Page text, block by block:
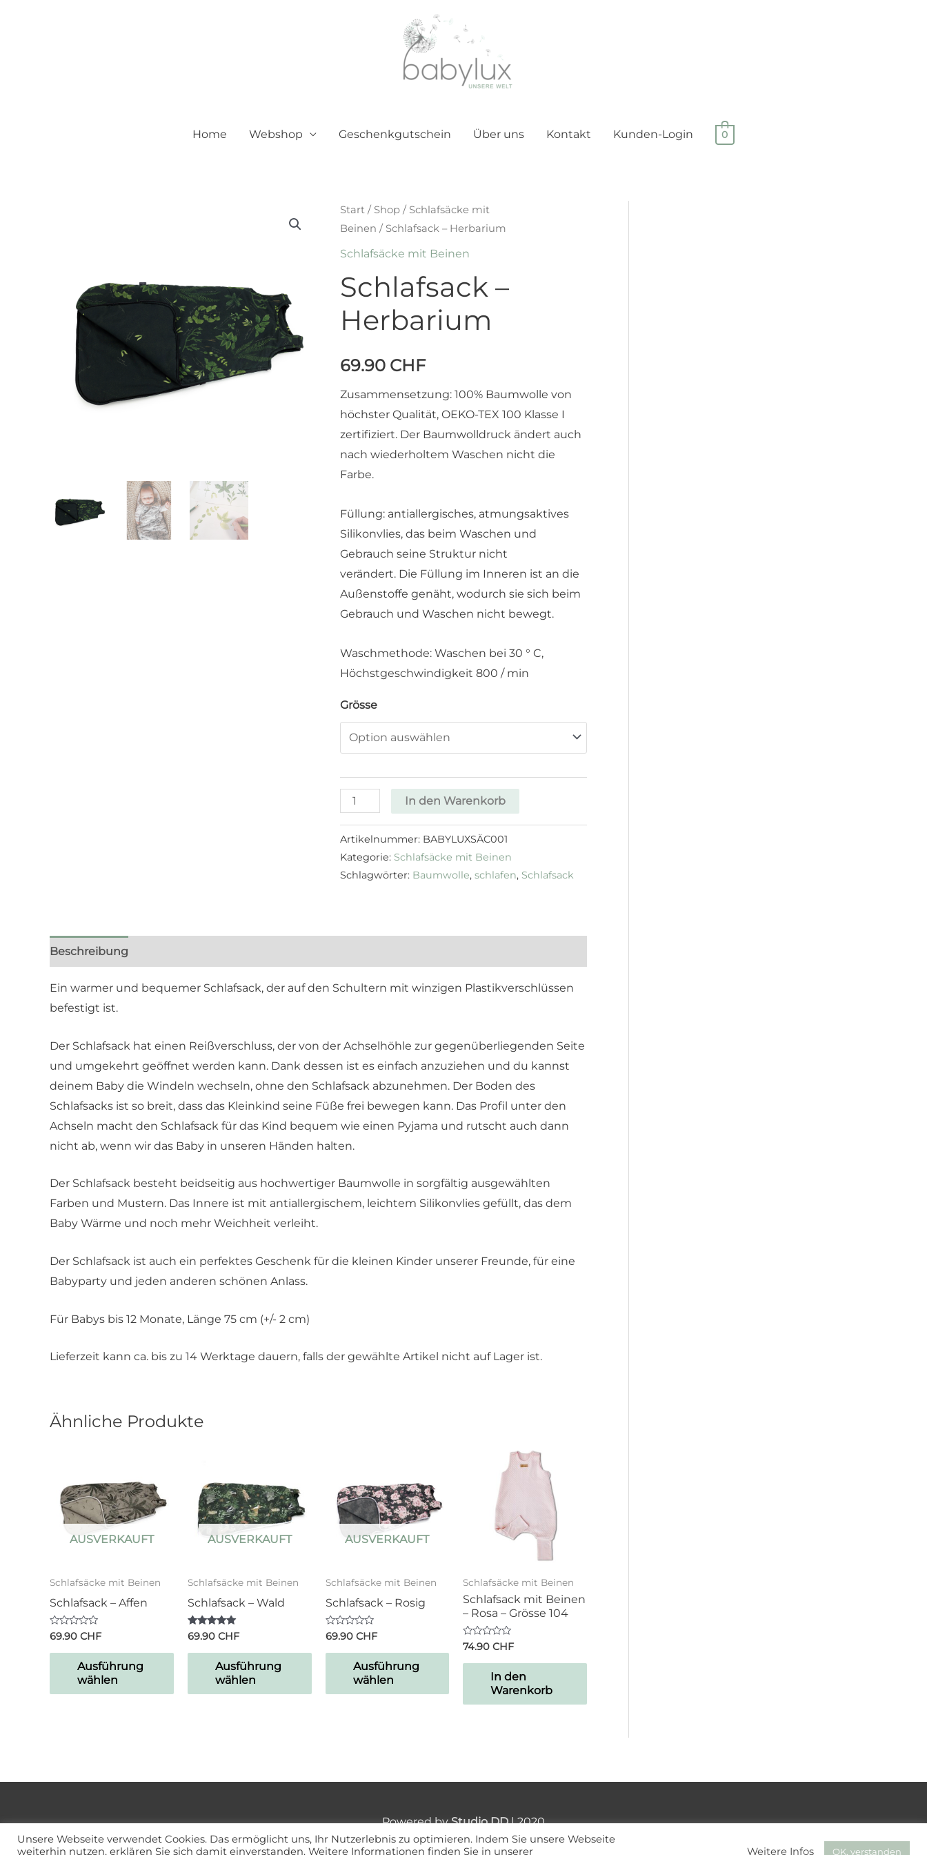
Home Webshop Geschenkgutschein Über uns Kontakt Kunden-Login 0
Start/ Shop/ Schlafsäcke mit
Beinen / Schlafsack – Herbarium
Schlafsäcke mit Beinen
Schlafsack –
Herbarium
69.90 CHF
Zusammensetzung: 100% Baumwolle von
höchster Qualität, OEKO-TEX 100 Klasse I
zertifiziert. Der Baumwolldruck ändert auch
nach wiederholtem Waschen nicht die
Farbe.
Füllung: antiallergisches, atmungsaktives
Silikonvlies, das beim Waschen und
Gebrauch seine Struktur nicht
verändert. Die Füllung im Inneren ist an die
Außenstoffe genäht, wodurch sie sich beim
Gebrauch und Waschen nicht bewegt.
Waschmethode: Waschen bei 30 ° C,
Höchstgeschwindigkeit 800 / min
Grösse
In den Warenkorb
Artikelnummer: BABYLUXSÄC001
Kategorie: Schlafsäcke mit Beinen
Schlagwörter: Baumwolle, schlafen, Schlafsack
Beschreibung
Ein warmer und bequemer Schlafsack, der auf den Schultern mit winzigen Plastikverschlüssen
befestigt ist.
Der Schlafsack hat einen Reißverschluss, der von der Achselhöhle zur gegenüberliegenden Seite
und umgekehrt geöffnet werden kann. Dank dessen ist es einfach anzuziehen und du kannst
deinem Baby die Windeln wechseln, ohne den Schlafsack abzunehmen. Der Boden des
Schlafsacks ist so breit, dass das Kleinkind seine Füße frei bewegen kann. Das Profil unter den
Achseln macht den Schlafsack für das Kind bequem wie einen Pyjama und rutscht auch dann
nicht ab, wenn wir das Baby in unseren Händen halten.
Der Schlafsack besteht beidseitig aus hochwertiger Baumwolle in sorgfältig ausgewählten
Farben und Mustern. Das Innere ist mit antiallergischem, leichtem Silikonvlies gefüllt, das dem
Baby Wärme und noch mehr Weichheit verleiht.
Der Schlafsack ist auch ein perfektes Geschenk für die kleinen Kinder unserer Freunde, für eine
Babyparty und jeden anderen schönen Anlass.
Für Babys bis 12 Monate, Länge 75 cm (+/- 2 cm)
Lieferzeit kann ca. bis zu 14 Werktage dauern, falls der gewählte Artikel nicht auf Lager ist.
Ähnliche Produkte
AUSVERKAUFT
Schlafsäcke mit Beinen
Schlafsack – Affen
Bewertet
mit
0
69.90 CHF
Ausführung
wählen
AUSVERKAUFT
Schlafsäcke mit Beinen
Schlafsack – Wald
Bewertet mit
5.00
von 5
69.90 CHF
Ausführung
wählen
AUSVERKAUFT
Schlafsäcke mit Beinen
Schlafsack – Rosig
Bewertet
mit
0
69.90 CHF
Ausführung
wählen
Schlafsäcke mit Beinen
Schlafsack mit Beinen
– Rosa – Grösse 104
Bewertet
mit
0
74.90CHF
In den
Warenkorb
Powered byStudio DD| 2020
Unsere Webseite verwendet Cookies. Das ermöglicht uns, Ihr Nutzerlebnis zu optimieren. Indem Sie unsere Webseite
weiterhin nutzen, erklären Sie sich damit einverstanden. Weitere Informationen finden Sie in unserer
Weitere Infos OK, verstanden